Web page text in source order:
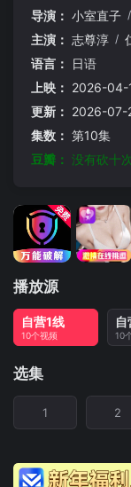
挑战终会成功”。
导演： 小室直子 /
主演： 志尊淳 /
语言：
日语
上映： 2026-04-
更新： 2026-07-
集数： 第10集
豆瓣： 没有砍十
播放源
自营1线
10个视频 10
选集
1 2